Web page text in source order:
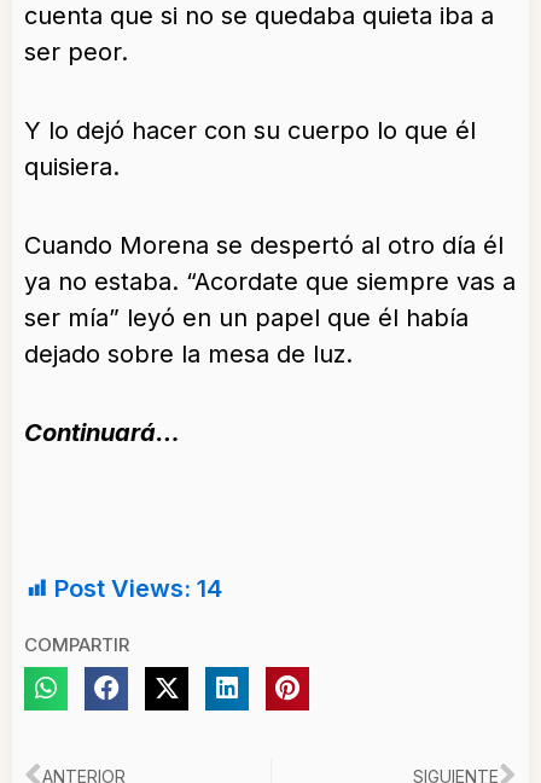
cuenta que si no se quedaba quieta iba a
ser peor.
Y lo dejó hacer con su cuerpo lo que él
quisiera.
Cuando Morena se despertó al otro día él
ya no estaba. “Acordate que siempre vas a
ser mía” leyó en un papel que él había
dejado sobre la mesa de luz.
Continuará…
Post Views: 14
COMPARTIR
ANTERIOR SIGUIENTE